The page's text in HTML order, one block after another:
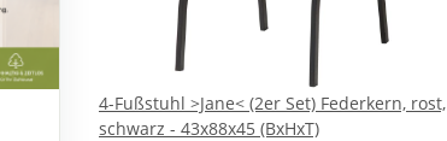
4-Fußstuhl >Jane< (2er Set) Federkern, rost,
schwarz - 43x88x45 (BxHxT)